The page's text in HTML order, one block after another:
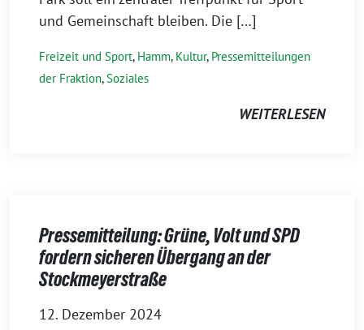
und Gemeinschaft bleiben. Die […]
Freizeit und Sport, Hamm, Kultur, Pressemitteilungen
der Fraktion,Soziales
WEITERLESEN
Pressemitteilung: Grüne, Volt und SPD
fordern sicheren Übergang an der
Stockmeyerstraße
12. Dezember 2024